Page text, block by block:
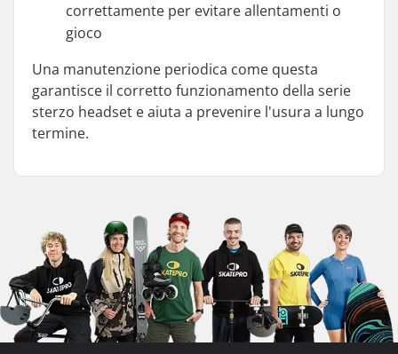
correttamente per evitare allentamenti o
gioco
Una manutenzione periodica come questa
garantisce il corretto funzionamento della serie
sterzo headset e aiuta a prevenire l'usura a lungo
termine.